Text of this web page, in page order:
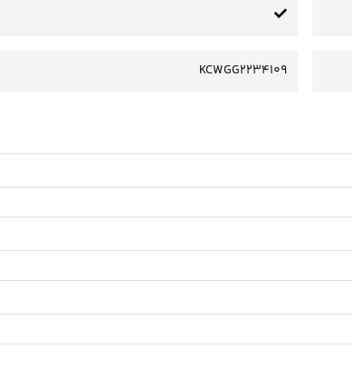
KCWGG2234109